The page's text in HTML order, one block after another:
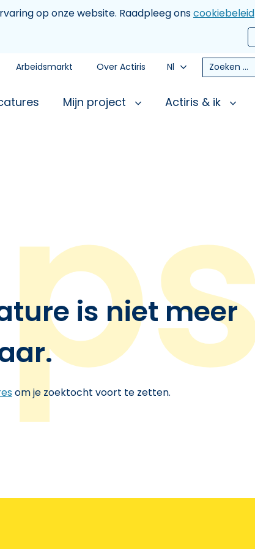
op onze website. Raadpleeg onscookiebeleid
Arbeidsmarkt Over Actiris Nl Zoeken
Mijn project Actiris & ik
is niet meer
om je zoektocht voort te zetten.